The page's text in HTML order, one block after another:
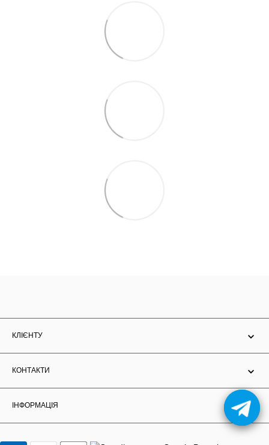
КЛІЄНТУ
КОНТАКТИ
ІНФОРМАЦІЯ